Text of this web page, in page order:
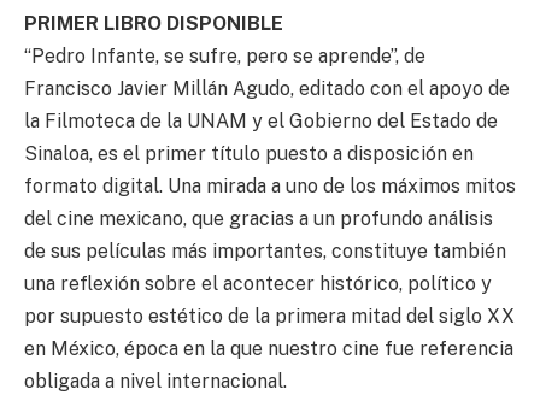
PRIMER LIBRO DISPONIBLE
“Pedro Infante, se sufre, pero se aprende”, de
Francisco Javier Millán Agudo, editado con el apoyo de
la Filmoteca de la UNAM y el Gobierno del Estado de
Sinaloa, es el primer título puesto a disposición en
formato digital. Una mirada a uno de los máximos mitos
del cine mexicano, que gracias a un profundo análisis
de sus películas más importantes, constituye también
una reflexión sobre el acontecer histórico, político y
por supuesto estético de la primera mitad del siglo XX
en México, época en la que nuestro cine fue referencia
obligada a nivel internacional.